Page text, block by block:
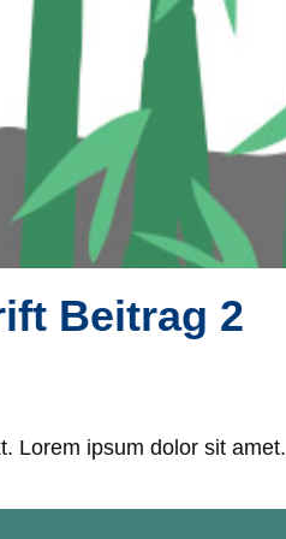
Beitrag 2
Lorem ipsum dolor sit amet.